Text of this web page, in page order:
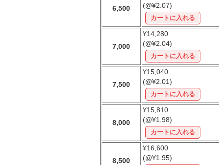
6,500
(@¥2.07)
7,000
¥14,280
(@¥2.04)
7,500
¥15,040
(@¥2.01)
8,000
¥15,810
(@¥1.98)
8,500
¥16,600
(@¥1.95)